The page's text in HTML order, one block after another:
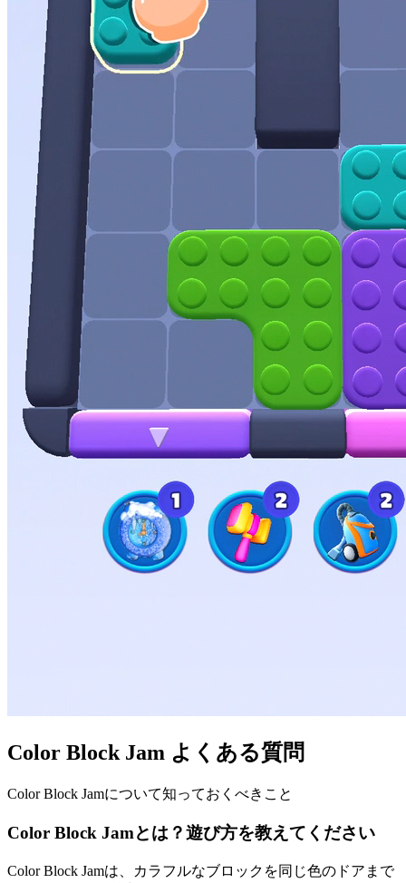
Color Block Jam よくある質問
Color Block Jamについて知っておくべきこと
Color Block Jamとは？遊び方を教えてください
Color Block Jamは、カラフルなブロックを同じ色のドアまで